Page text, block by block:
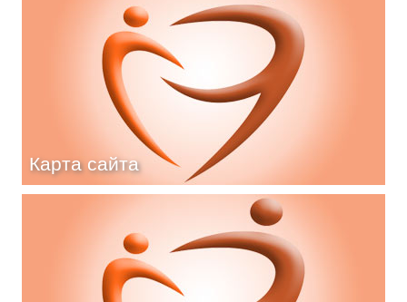
Карта сайта